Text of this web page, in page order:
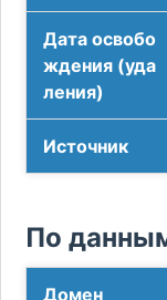
Дата освобо
ждения (уда
ления)
Источник
По
Домен